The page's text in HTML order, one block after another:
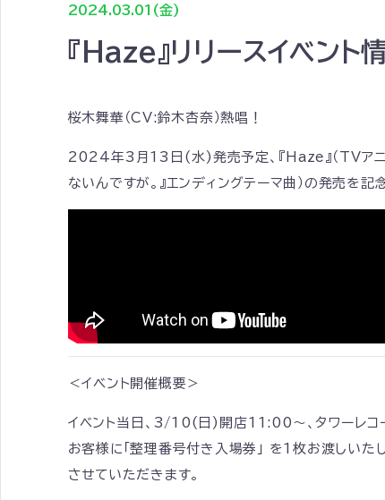
2024.03.01(金)
『Haze』リリースイベント
桜木舞華（CV:鈴木杏奈）熱唱！
2024年3月13日(水)発売予定、『Haze』（TVアニ
ないんですが。』エンディングテーマ曲）の発売を記
＜イベント開催概要＞
イベント当日、3/10(日)開店11:00～、タワーレコ
お客様に「整理番号付き入場券」 を1枚お渡しいた
させていただきます。